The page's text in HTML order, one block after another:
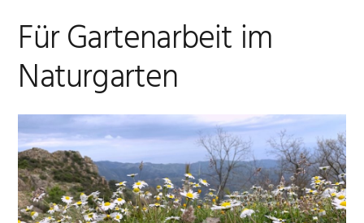
Für Gartenarbeit im
Naturgarten